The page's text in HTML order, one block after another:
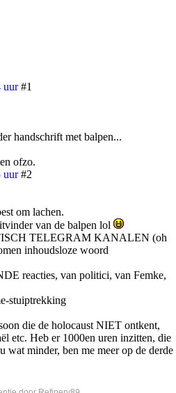
uur #1
handschrift met balpen...
ofzo.
uur #2
om lachen.
van de balpen lol
TELEGRAM KANALEN (oh
inhoudsloze woord
reacties, van politici, van Femke,
stuiptrekking
die de holocaust NIET ontkent,
etc. Heb er 1000en uren inzitten, die
wat minder, ben me meer op de derde